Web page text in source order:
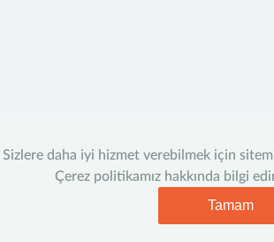
Sizlere daha iyi hizmet verebilmek için
Çerez politikamız hakkında bilgi
Tamam